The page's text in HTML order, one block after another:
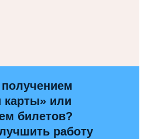
карты» или
билетов?
работу